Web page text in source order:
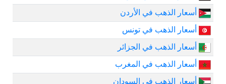
أسعار الذهب في الأردن
أسعار الذهب في تونس
أسعار الذهب في الجزائر
أسعار الذهب في المغرب
أسعار الذهب في السودان